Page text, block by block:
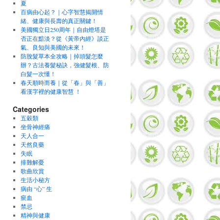
夏
百病由心起？｜心字智慧揭開情
緒、健康與長壽的真正關鍵！
美國獨立日250周年｜自由燈塔是
否正在黯淡？從《黃帝內經》談正
氣、良知與美國的未來！
防脫髮草本全攻略｜掉頭髮怎麼
辦？古法養髮秘訣，強健髮根、防
白髮一次懂！
春天順時而養｜從「春」與「善」
看漢字裡的健康智慧 ！
Categories
五穀類
坐骨神經痛
天人合一
天然良藥
失眠
排難解憂
歌曲欣賞
生活小秘方
病由 “心” 生
瘀血
禁忌
精神與健康